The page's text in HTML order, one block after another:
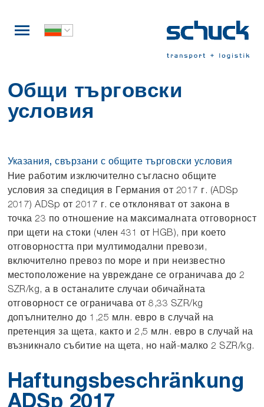
Общи търговски
условия
Указания, свързани с общите търговски условия
Ние работим изключително съгласно общите
условия за спедиция в Германия от 2017 г. (ADSp
2017) ADSp от 2017 г. се отклоняват от закона в
точка 23 по отношение на максималната отговорност
при щети на стоки (член 431 от HGB), при което
отговорността при мултимодални превози,
включително превоз по море и при неизвестно
местоположение на увреждане се ограничава до 2
SZR/kg, а в останалите случаи обичайната
отговорност се ограничава от 8,33 SZR/kg
допълнително до 1,25 млн. евро в случай на
претенция за щета, както и 2,5 млн. евро в случай на
възникнало събитие на щета, но най-малко 2 SZR/kg.
Haftungsbeschränkung
ADSp 2017